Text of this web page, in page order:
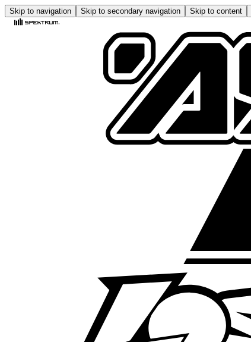
Skip to navigation Skip to secondary navigation Skip to content